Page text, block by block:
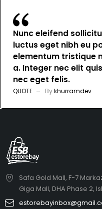
Nunc eleifend
luctus eget nibh eu
elementum tristique
a. Integer nec elit
nec eget felis.
QUOTE Bykhurramdev
Safa Gold Mall, F-7
Giga Mall, DHA Phase 2,